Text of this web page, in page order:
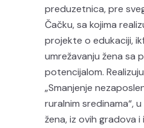
preduzetnica, pre
Čačku, sa kojima
projekte o edukaciji,
umrežavanju žena sa
potencijalom.
„Smanjenje
ruralnim sredinama“,
žena, iz ovih gradova